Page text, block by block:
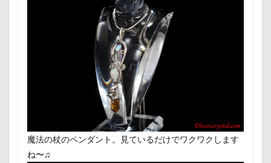
魔法の杖のペンダント。見ているだけでワクワクします
ね〜♫